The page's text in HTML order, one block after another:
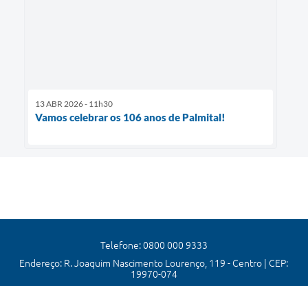
13 ABR 2026 - 11h30
Vamos celebrar os 106 anos de Palmital!
Telefone: 0800 000 9333
Endereço: R. Joaquim Nascimento Lourenço, 119 - Centro | CEP:
19970-074